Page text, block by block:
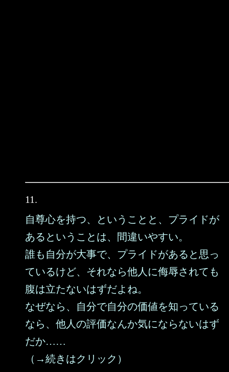
11.
自尊心を持つ、ということと、プライドが
あるということは、間違いやすい。
誰も自分が大事で、プライドがあると思っ
ているけど、それなら他人に侮辱されても
腹は立たないはずだよね。
なぜなら、自分で自分の価値を知っている
なら、他人の評価なんか気にならないはず
だか……
（→続きはクリック）